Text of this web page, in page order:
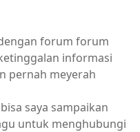
forum forum
informasi
pernah meyerah
saya sampaikan
untuk menghubungi